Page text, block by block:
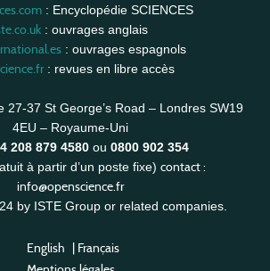
: Encyclopédie SCIENCES
: ouvrages anglais
: ouvrages espagnols
: revues en libre accès
27-37 St George’s Road – Londres SW19
4EU – Royaume-Uni
208 879 4580 ou 0800 902 354
à partir d’un poste fixe) contact :
info@openscience.fr
by ISTE Group or related companies.
English | Français